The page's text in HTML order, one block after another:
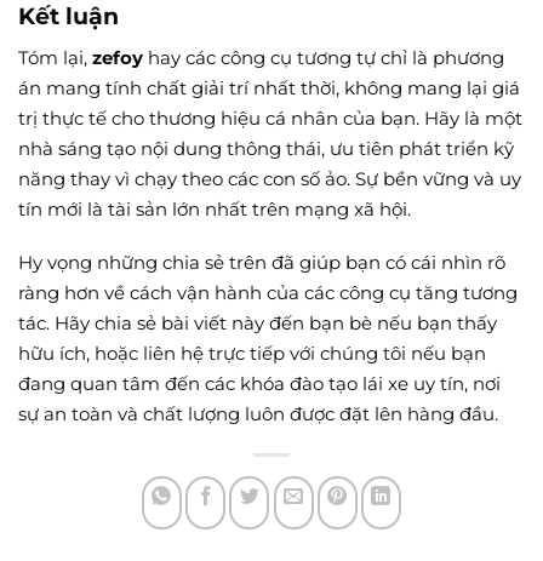
Kết luận
Tóm lại, zefoy hay các công cụ tương tự chỉ là phương
án mang tính chất giải trí nhất thời, không mang lại giá
trị thực tế cho thương hiệu cá nhân của bạn. Hãy là một
nhà sáng tạo nội dung thông thái, ưu tiên phát triển kỹ
năng thay vì chạy theo các con số ảo. Sự bền vững và uy
tín mới là tài sản lớn nhất trên mạng xã hội.
Hy vọng những chia sẻ trên đã giúp bạn có cái nhìn rõ
ràng hơn về cách vận hành của các công cụ tăng tương
tác. Hãy chia sẻ bài viết này đến bạn bè nếu bạn thấy
hữu ích, hoặc liên hệ trực tiếp với chúng tôi nếu bạn
đang quan tâm đến các khóa đào tạo lái xe uy tín, nơi
sự an toàn và chất lượng luôn được đặt lên hàng đầu.